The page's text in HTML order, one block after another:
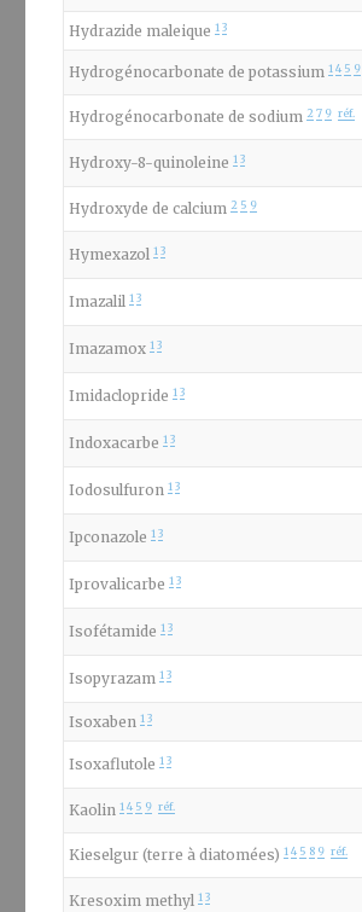
Hydrazide maleique 1 3
Hydrogénocarbonate de potassium 1 4 5 9
Hydrogénocarbonate de sodium 2 7 9 réf.
Hydroxy-8-quinoleine 1 3
Hydroxyde de calcium 2 5 9
Hymexazol 1 3
Imazalil 1 3
Imazamox 1 3
Imidaclopride 1 3
Indoxacarbe 1 3
Iodosulfuron 1 3
Ipconazole 1 3
Iprovalicarbe 1 3
Isofétamide 1 3
Isopyrazam 1 3
Isoxaben 1 3
Isoxaflutole 1 3
Kaolin 1 4 5 9 réf.
Kieselgur (terre à diatomées) 1 4 5 8 9 réf.
Kresoxim methyl 1 3